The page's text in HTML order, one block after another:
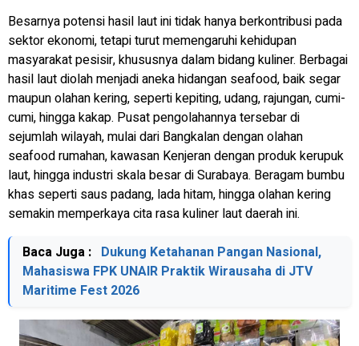
Besarnya potensi hasil laut ini tidak hanya berkontribusi pada
sektor ekonomi, tetapi turut memengaruhi kehidupan
masyarakat pesisir, khususnya dalam bidang kuliner. Berbagai
hasil laut diolah menjadi aneka hidangan seafood, baik segar
maupun olahan kering, seperti kepiting, udang, rajungan, cumi-
cumi, hingga kakap. Pusat pengolahannya tersebar di
sejumlah wilayah, mulai dari Bangkalan dengan olahan
seafoodrumahan, kawasan Kenjeran dengan produk kerupuk
laut, hingga industri skala besar di Surabaya. Beragam bumbu
khas seperti saus padang, lada hitam, hingga olahan kering
semakin memperkaya cita rasa kuliner laut daerah ini.
Baca Juga : Dukung Ketahanan Pangan Nasional,
Mahasiswa FPK UNAIR Praktik Wirausaha di JTV
Maritime Fest 2026